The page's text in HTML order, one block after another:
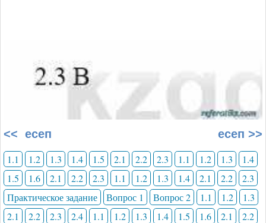
<< есеп есеп >>
1.1 1.2 1.3 1.4 1.5 2.1 2.2 2.3 1.1 1.2 1.3
1.4
1.5
1.6 2.1 2.2 2.3 1.1 1.2 1.3 1.4 2.1 2.2
2.3
Практическое задание
Вопрос 1 Вопрос 2 1.1 1.2
1.3
2.1
2.2 2.3 2.4 1.1 1.2 1.3 1.4 1.5 1.6 2.1
2.2